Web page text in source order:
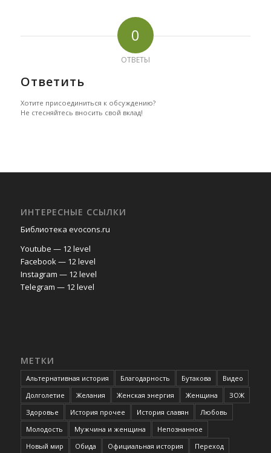
0
ОТВЕТЫ
Ответить
Хотите присоединиться к обсуждению?
Не стесняйтесь вносить свой вклад!
ИНТЕРЕСНЫЕ ССЫЛКИ
Библиотека evocons.ru
Youtube — 12 level
Facebook — 12 level
Instagram — 12 level
Telegram — 12 level
МЕТКИ
Альтернативная история Благодарность Бутакова
Видео
Долголетие
Желания Женская энергия Женщина
ЗОЖ
Здоровье
История прочее История славян
Любовь
Молодость
Мужчина и женщина
Непознанное
Новый мир
Обида Официальная история Переход